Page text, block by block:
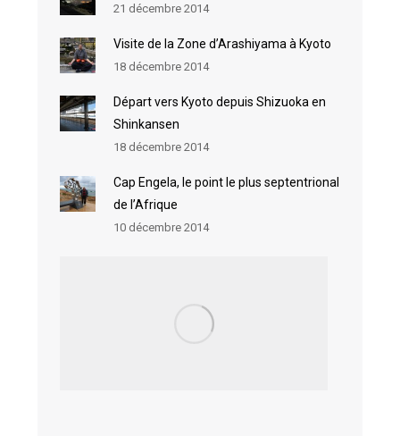
21 décembre 2014
Visite de la Zone d’Arashiyama à Kyoto
18 décembre 2014
Départ vers Kyoto depuis Shizuoka en
Shinkansen
18 décembre 2014
Cap Engela, le point le plus septentrional
de l’Afrique
10 décembre 2014